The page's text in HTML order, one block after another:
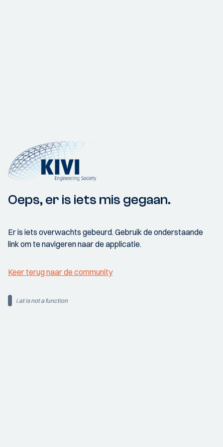
Oeps, er is iets mis gegaan.
Er is iets overwachts gebeurd. Gebruik de onderstaande
link om te navigeren naar de applicatie.
Keer terug naar de community
i.at is not a function